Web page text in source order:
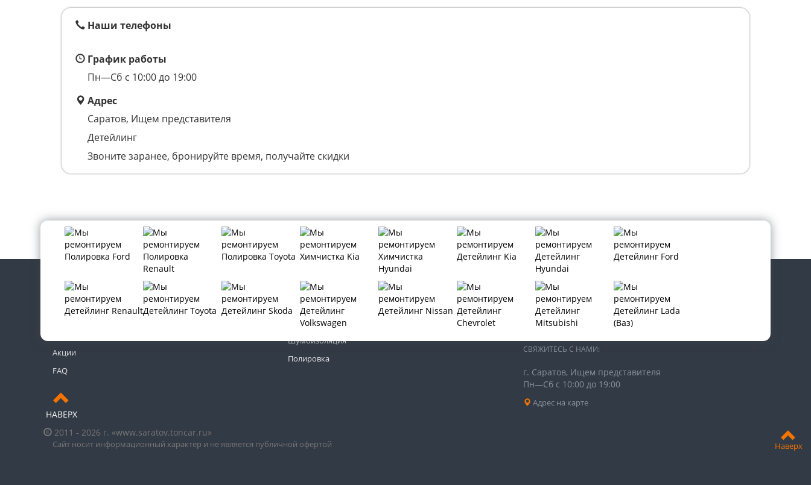
Наверх
Наши телефоны
График работы
Пн—Сб с 10:00 до 19:00
Адрес
Саратов, Ищем представителя
Детейлинг
Звоните заранее, бронируйте время, получайте скидки
Контакты
Акции
FAQ
НАВЕРХ
2011 - 2026 г. «www.saratov.toncar.ru»
Тонировка автомобиля
Бронирование автомобиля
Шумоизоляция
Полировка
МЫ В СОЦИАЛЬНЫХ СЕТЯХ:
СВЯЖИТЕСЬ С НАМИ:
г. Саратов, Ищем представителя
Пн—Сб с 10:00 до 19:00
Адрес на карте
Сайт носит информационный характер и не является публичной офертой